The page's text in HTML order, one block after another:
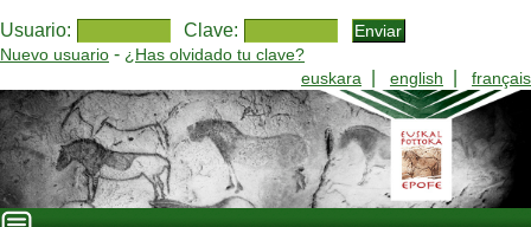
Usuario: Clave:
Nuevo usuario - ¿Has olvidado tu clave?
euskara
english français